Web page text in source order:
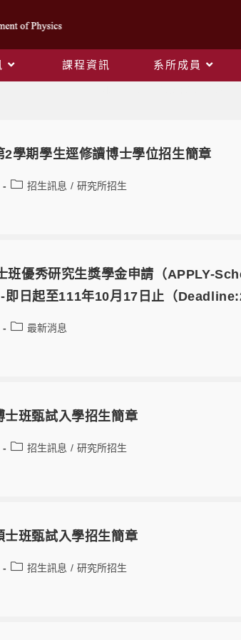
課程資訊 系所成員
2學期學生逕修讀博士學位招生簡章
招生訊息 / 研究所招生
班優秀研究生獎學金申請（APPLY-
日起至111年10月17日止（
最新消息
士班甄試入學招生簡章
招生訊息 / 研究所招生
士班甄試入學招生簡章
招生訊息 / 研究所招生